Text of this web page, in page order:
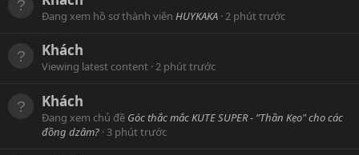
Đang xem hồ sơ thành viên HUYKAKA 2 phút trước
Khách
Viewing latest content 2 phút trước
Khách
Đang xem chủ đề Góc thắc mắc KUTE SUPER - ”Thần Kẹo" cho các
đồng dzâm? 3 phút trước